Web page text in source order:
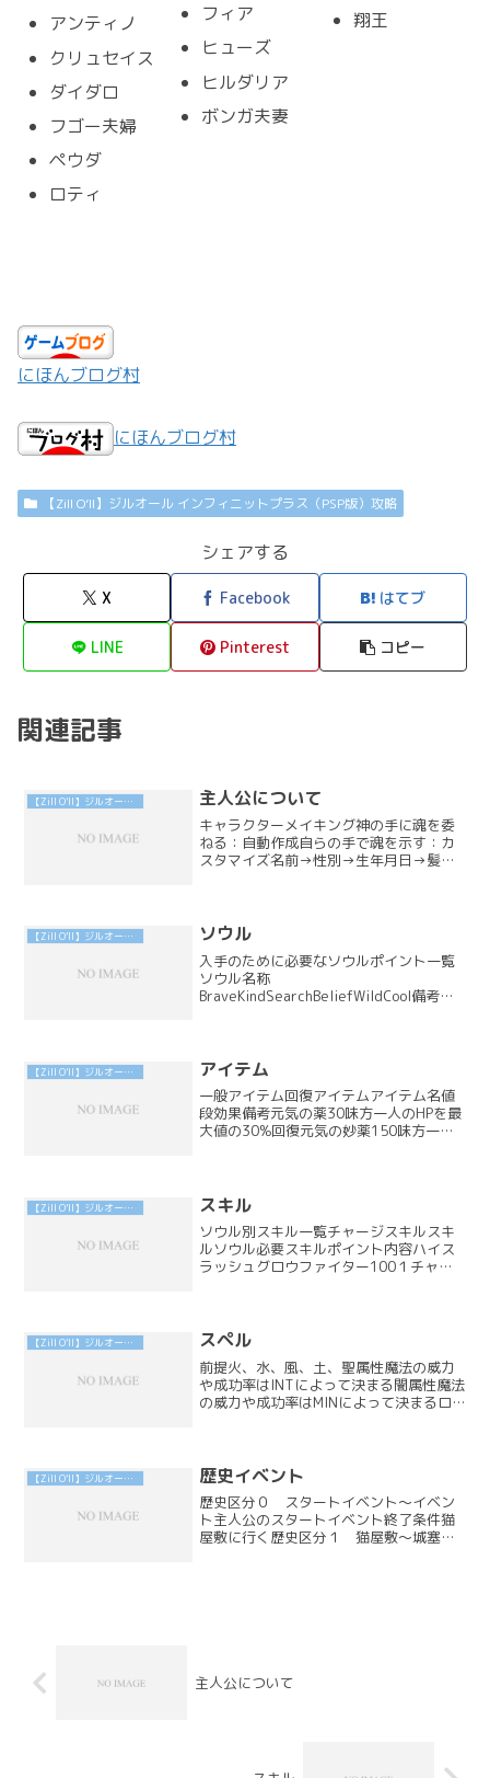
アンティノ
クリュセイス
ダイダロ
フゴー夫婦
ペウダ
ロティ
フィア
ヒューズ
ヒルダリア
ボンガ夫妻
翔王
にほんブログ村
にほんブログ村
【Zill O’ll】ジルオール インフィニットプラス（PSP版）攻略
シェアする
X Facebook はてブ
LINE Pinterest コピー
関連記事
【Zill O’ll】ジルオール インフィニットプラス（PSP版）攻略 主人公について
キャラクターメイキング神の手に魂を委
ねる：自動作成自らの手で魂を示す：カ
スタマイズ名前→性別→生年月日→髪色
女共通）スタート地点ノー...
【Zill O’ll】ジルオール インフィニットプラス（PSP版）攻略 ソウル
入手のために必要なソウルポイント一覧
ソウル名称
BraveKindSearchBeliefWildCool備考ブ
ック2...
【Zill O’ll】ジルオール インフィニットプラス（PSP版）攻略 アイテム
一般アイテム回復アイテムアイテム名値
段効果備考元気の薬30味方一人のHPを最
大値の30%回復元気の妙薬150味方一人
の清...
【Zill O’ll】ジルオール インフィニットプラス（PSP版）攻略 スキル
ソウル別スキル一覧チャージスキルスキ
ルソウル必要スキルポイント内容ハイス
ラッシュグロウファイター100１チャー
チャージで７連続攻...
【Zill O’ll】ジルオール インフィニットプラス（PSP版）攻略 スペル
前提火、水、風、土、聖属性魔法の威力
や成功率はINTによって決まる闇属性魔法
の威力や成功率はMINによって決まるロ
44ルーム...
【Zill O’ll】ジルオール インフィニットプラス（PSP版）攻略 歴史イベント
歴史区分０ スタートイベント〜イベン
ト主人公のスタートイベント終了条件猫
屋敷に行く歴史区分１ 猫屋敷〜城塞都
主人公について